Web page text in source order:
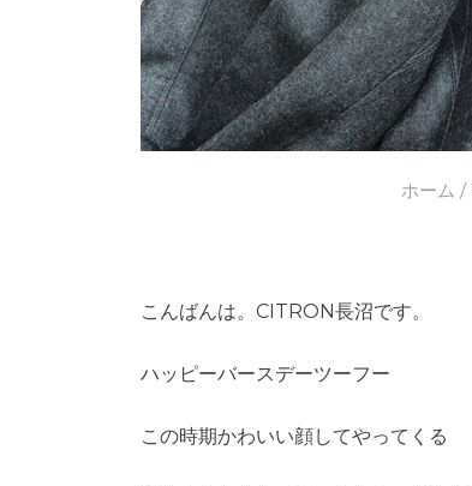
ホーム /
こんばんは。CITRON長沼です。
ハッピーバースデーツーフー
この時期かわいい顔してやってくる